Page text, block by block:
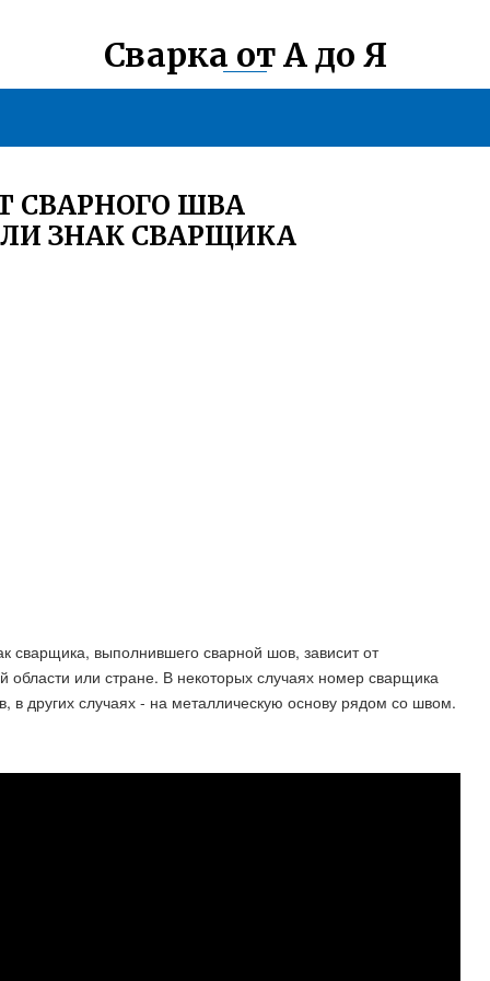
Сварка от А до Я
СВАРНОГО ШВА
ЗНАК СВАРЩИКА
сварщика, выполнившего сварной шов, зависит от
области или стране. В некоторых случаях номер сварщика
других случаях - на металлическую основу рядом со швом.